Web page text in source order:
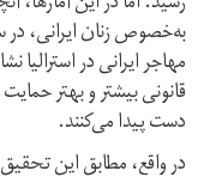
به‌خصوص زنان ایرانی،
مهاجر ایرانی در
قانونی بیشتر و بهتر
دست پیدا می‌کنند.
در واقع، مطابق این